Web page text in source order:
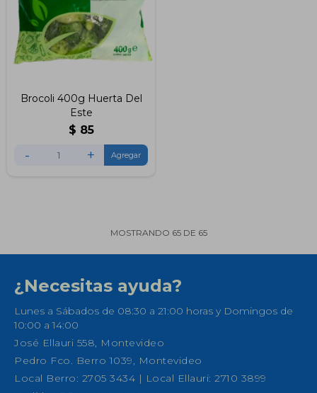
Brocoli 400g Huerta Del
Este
$ 85
- +
MOSTRANDO 65DE 65
¿Necesitas ayuda?
Lunes a Sábados de 08:30 a 21:00 horas y Domingos de
10:00 a 14:00
José Ellauri 558, Montevideo
Pedro Fco. Berro 1039, Montevideo
Local Berro: 2705 3434 | Local Ellauri: 2710 3899